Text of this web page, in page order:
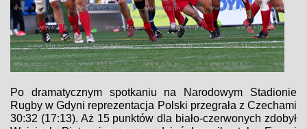
Po dramatycznym spotkaniu na Narodowym Stadionie
Rugby w Gdyni reprezentacja Polski przegrała z Czechami
30:32 (17:13). Aż 15 punktów dla biało-czerwonych zdobył